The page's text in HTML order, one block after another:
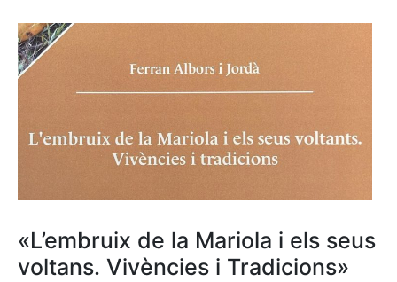
«L’embruix de la Mariola i els seus
voltans. Vivències i Tradicions»